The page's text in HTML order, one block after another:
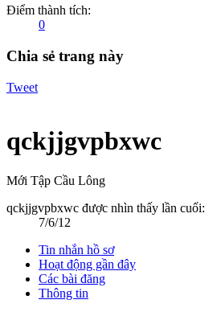
Điểm thành tích:
0
Chia sẻ trang này
Tweet
qckjjgvpbxwc
Mới Tập Cầu Lông
qckjjgvpbxwc được nhìn thấy lần cuối:
7/6/12
Tin nhắn hồ sơ
Hoạt động gần đây
Các bài đăng
Thông tin